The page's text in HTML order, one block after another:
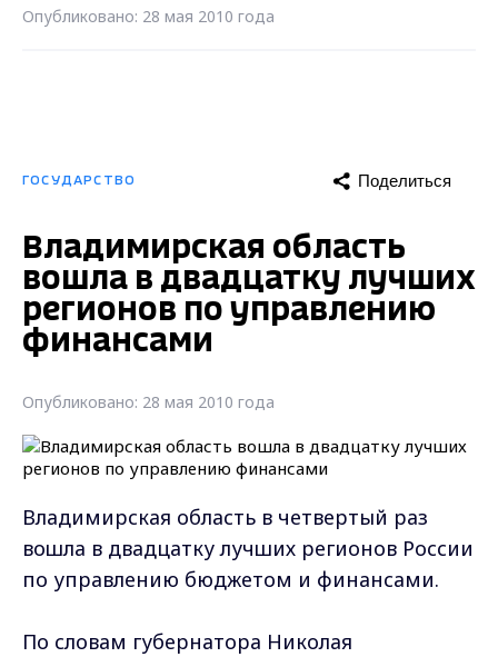
Опубликовано: 28 мая 2010 года
ГОСУДАРСТВО Поделиться
Владимирская область
вошла в двадцатку лучших
регионов по управлению
финансами
Опубликовано: 28 мая 2010 года
Владимирская область в четвертый раз
вошла в двадцатку лучших регионов России
по управлению бюджетом и финансами.
По словам губернатора Николая